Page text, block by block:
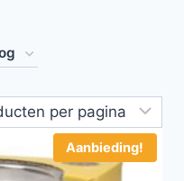
Aanbieding!